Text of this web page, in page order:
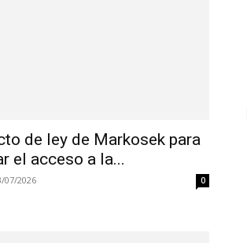
de ley de Markosek para
el acceso a la...
07/2026 0